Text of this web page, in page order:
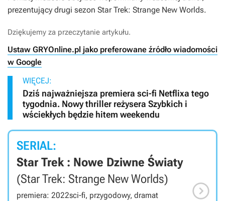
prezentujący drugi sezon Star Trek: Strange New Worlds.
Dziękujemy za przeczytanie artykułu.
Ustaw GRYOnline.pl jako preferowane źródło wiadomości
w Google
WIĘCEJ:
Dziś najważniejsza premiera sci-fi Netflixa tego
tygodnia. Nowy thriller reżysera Szybkich i
wściekłych będzie hitem weekendu
SERIAL:
Star Trek : Nowe Dziwne Światy
(Star Trek: Strange New Worlds)
premiera: 2022sci-fi, przygodowy, dramat 